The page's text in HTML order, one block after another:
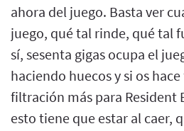
ahora del juego. Basta ver
juego, qué tal rinde, qué tal
sí, sesenta gigas ocupa el
haciendo huecos y si os
filtración más para Resident
esto tiene que estar al caer,